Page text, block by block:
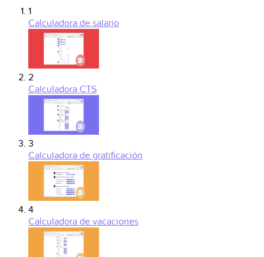
1
Calculadora de salario
2
Calculadora CTS
3
Calculadora de gratificación
4
Calculadora de vacaciones